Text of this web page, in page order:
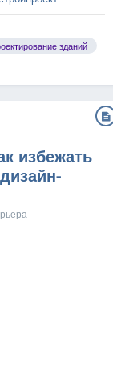
зданий
избежать